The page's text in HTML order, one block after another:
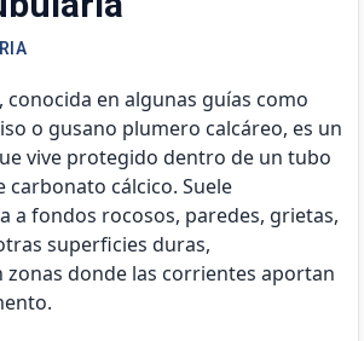
en algunas guías como
o gusano plumero calcáreo, es un
vive protegido dentro de un tubo
carbonato cálcico. Suele
a fondos rocosos, paredes, grietas,
superficies duras,
zonas donde las corrientes aportan